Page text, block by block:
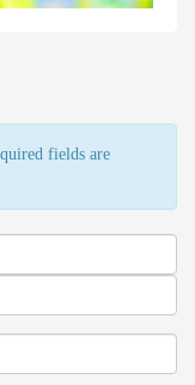
fields are